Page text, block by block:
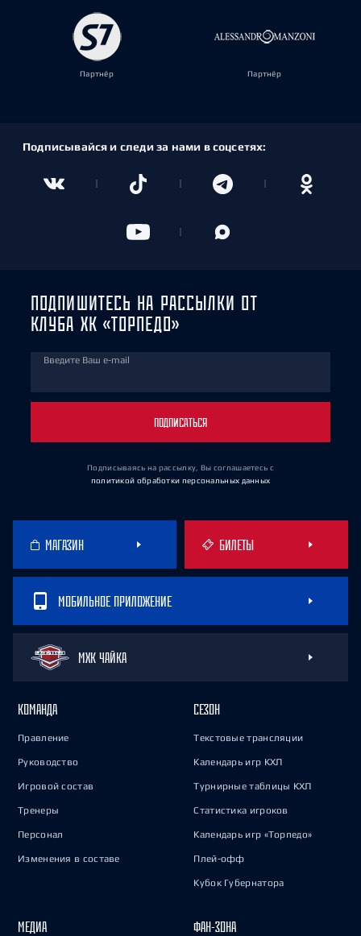
Партнёр Партнёр
Подписывайся и следи за нами в соцсетях:
ПОДПИШИТЕСЬ НА РАССЫЛКИ ОТ
КЛУБА ХК «ТОРПЕДО»
Введите Ваш e-mail
ПОДПИСАТЬСЯ
Подписываясь на рассылку, Вы соглашаетесь с
политикой обработки персональных данных
МАГАЗИН БИЛЕТЫ
МОБИЛЬНОЕ ПРИЛОЖЕНИЕ
МХК ЧАЙКА
КОМАНДА
Правление
Руководство
Игровой состав
Тренеры
Персонал
Изменения в составе
СЕЗОН
Текстовые трансляции
Календарь игр КХЛ
Турнирные таблицы КХЛ
Статистика игроков
Календарь игр «Торпедо»
Плей-офф
Кубок Губернатора
МЕДИА ФАН-ЗОНА